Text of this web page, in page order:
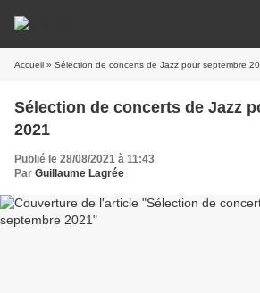
Accueil » Sélection de concerts de Jazz pour septembre
Sélection de concerts de Jazz
2021
Publié le 28/08/2021 à 11:43
Par Guillaume Lagrée